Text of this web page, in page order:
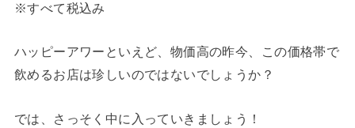
※すべて税込み
ハッピーアワーといえど、物価高の昨今、この価格帯で
飲めるお店は珍しいのではないでしょうか？
では、さっそく中に入っていきましょう！